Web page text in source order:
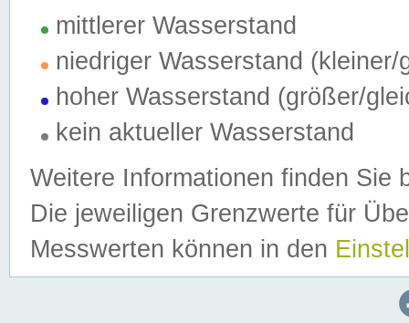
mittlerer Wasserstand
niedriger Wasserstand (kleiner/
hoher Wasserstand (größer/
kein aktueller Wasserstand
Weitere Informationen finden Sie
Die jeweiligen Grenzwerte für
Messwerten können in den